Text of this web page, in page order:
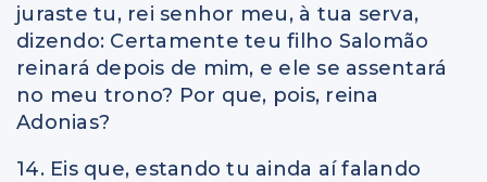
juraste tu, rei senhor meu, à tua serva,
dizendo: Certamente teu filho Salomão
reinará depois de mim, e ele se assentará
no meu trono? Por que, pois, reina
Adonias?
14. Eis que, estando tu ainda aí falando